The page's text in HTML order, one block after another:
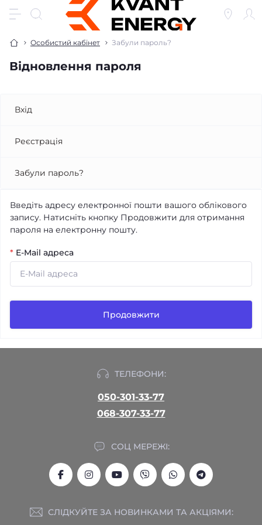
Особистий кабінет Забули пароль?
Відновлення пароля
Введіть адресу електронної пошти вашого облікового
запису. Натисніть кнопку Продовжити для отримання
пароля на електронну пошту.
* E-Mail адреса
Продовжити
Вхід
Реєстрація
Забули пароль?
ТЕЛЕФОНИ:
050-301-33-77
068-307-33-77
СОЦ МЕРЕЖІ:
СЛІДКУЙТЕ ЗА НОВИНКАМИ ТА АКЦІЯМИ: